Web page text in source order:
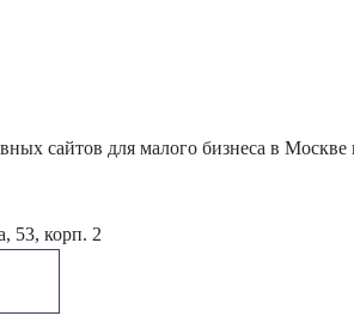
сайтов для малого бизнеса в Москве
53, корп. 2